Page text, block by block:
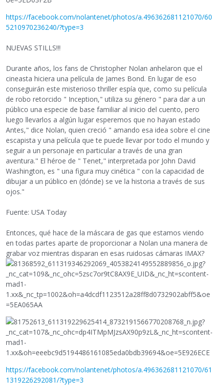
https://facebook.com/nolantenet/photos/a.496362681121070/60
5210970236240/?type=3
NUEVAS STILLS!!!
Durante años, los fans de Christopher Nolan anhelaron que el
cineasta hiciera una película de James Bond. En lugar de eso
conseguirán este misterioso thriller espía que, como su película
de robo retorcido " Inception," utiliza su género " para dar a un
público una especie de base familiar al inicio del cuento, pero
luego llevarlos a algún lugar esperemos que no hayan estado
Antes," dice Nolan, quien creció " amando esa idea sobre el cine
escapista y una película que te puede llevar por todo el mundo y
seguir a un personaje en particular a través de una gran
aventura." El héroe de " Tenet," interpretada por John David
Washington, es " una figura muy cinética " con la capacidad de
dibujar a un público en (dónde) se ve la historia a través de sus
ojos."
Fuente: USA Today
Entonces, qué hace de la máscara de gas que estamos viendo
en todas partes aparte de proporcionar a Nolan una manera de
grabar voz mientras disparan en esas ruidosas cámaras IMAX?
https://facebook.com/nolantenet/photos/a.496362681121070/61
1319226292081/?type=3